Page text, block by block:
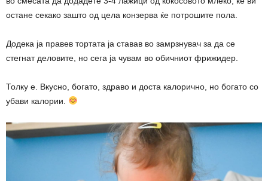
остане секако зашто од цела конзерва ќе потрошите пола.
Додека ја правев тортата ја ставав во замрзнувач за да се
стегнат деловите, но сега ја чувам во обичниот фрижидер.
Толку е. Вкусно, богато, здраво и доста калорично, но богато со
убави калории.